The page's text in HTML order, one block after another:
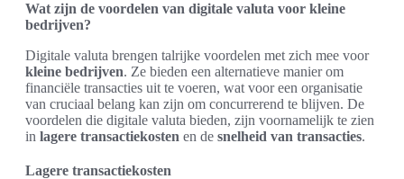
Wat zijn de voordelen van digitale valuta voor kleine
bedrijven?
Digitale valuta brengen talrijke voordelen met zich mee voor
kleine bedrijven. Ze bieden een alternatieve manier om
financiële transacties uit te voeren, wat voor een organisatie
van cruciaal belang kan zijn om concurrerend te blijven. De
voordelen die digitale valuta bieden, zijn voornamelijk te zien
in lagere transactiekosten en de snelheid van transacties.
Lagere transactiekosten